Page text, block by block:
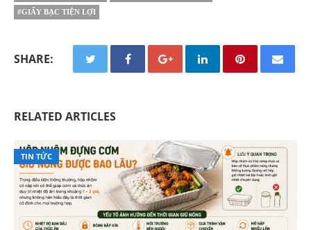
#GIẤY BẠC TIỆN LỢI
SHARE:
RELATED ARTICLES
TIN TỨC